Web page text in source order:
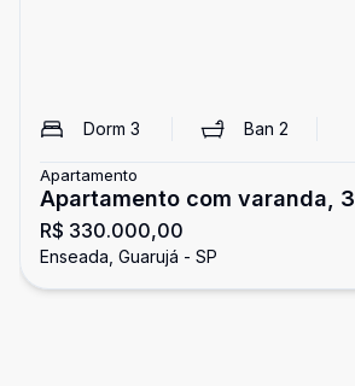
Dorm 3 Ban2
Apartamento
Apartamento com varanda, 3
dormitórios, Enseada, Guarujá
R$ 330.000,00
Enseada, Guarujá - SP